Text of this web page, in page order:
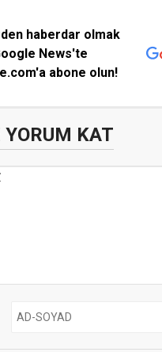
haberdar olmak
News'te
abone olun!
YORUM KAT